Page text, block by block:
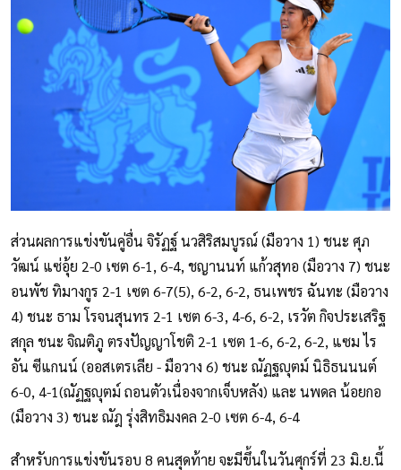
ส่วนผลการแข่งขันคู่อื่น จิรัฏฐ์ นวสิริสมบูรณ์ (มือวาง 1) ชนะ ศุภ
วัฒน์ แซ่อุ้ย 2-0 เซต 6-1, 6-4, ชญานนท์ แก้วสุทอ (มือวาง 7) ชนะ
อนพัช ทิมางกูร 2-1 เซต 6-7(5), 6-2, 6-2, ธนเพชร ฉันทะ (มือวาง
4) ชนะ ธาม โรจนสุนทร 2-1 เซต 6-3, 4-6, 6-2, เรวัต กิจประเสริฐ
สกุล ชนะ จิณติภู ตรงปัญญาโชติ 2-1 เซต 1-6, 6-2, 6-2, แซม ไร
อัน ซีแกนน์ (ออสเตรเลีย - มือวาง 6) ชนะ ณัฏฐญุตม์ นิธิธนนนต์
6-0, 4-1(ณัฏฐญุตม์ ถอนตัวเนื่องจากเจ็บหลัง) และ นพดล น้อยกอ
(มือวาง 3) ชนะ ณัฎ รุ่งสิทธิมงคล 2-0 เซต 6-4, 6-4
สำหรับการแข่งขันรอบ 8 คนสุดท้าย จะมีขึ้นในวันศุกร์ที่ 23 มิ.ย.นี้